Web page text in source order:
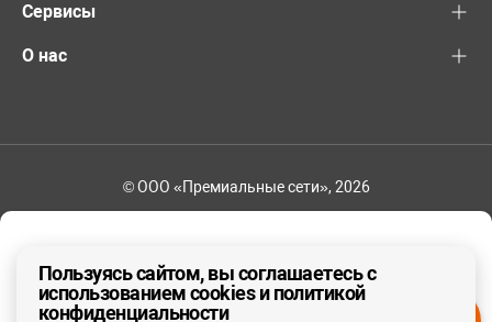
ДА, ВЕРНО
Сервисы
О нас
© ООО «Премиальные сети», 2026
Пользуясь сайтом, вы соглашаетесь с
использованием cookies и политикой
конфиденциальности